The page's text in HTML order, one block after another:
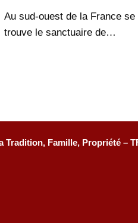
Au sud-ouest de la France se
trouve le sanctuaire de…
Tradition, Famille, Propriété –